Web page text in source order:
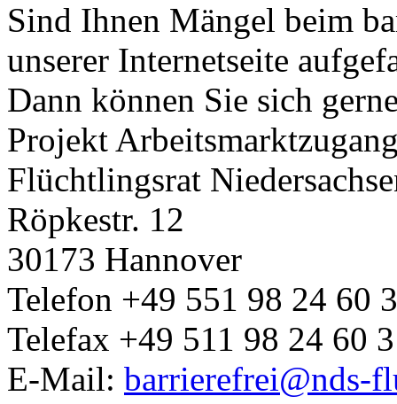
Sind Ihnen Mängel beim
unserer Internetseite
Dann können Sie sich
Projekt
Flüchtlingsrat
Röpkestr. 12
30173 Hannover
Telefon +49 551 98 24 60
Telefax +49 511 98 24 60
E-Mail: barrierefrei@nds-